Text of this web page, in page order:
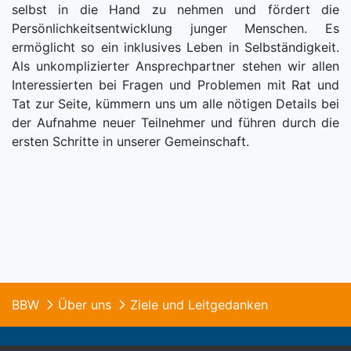
selbst in die Hand zu nehmen und fördert die
Persönlichkeitsentwicklung junger Menschen. Es
ermöglicht so ein inklusives Leben in Selbständigkeit.
Als unkomplizierter Ansprechpartner stehen wir allen
Interessierten bei Fragen und Problemen mit Rat und
Tat zur Seite, kümmern uns um alle nötigen Details bei
der Aufnahme neuer Teilnehmer und führen durch die
ersten Schritte in unserer Gemeinschaft.
BBW Über uns Ziele und Leitgedanken